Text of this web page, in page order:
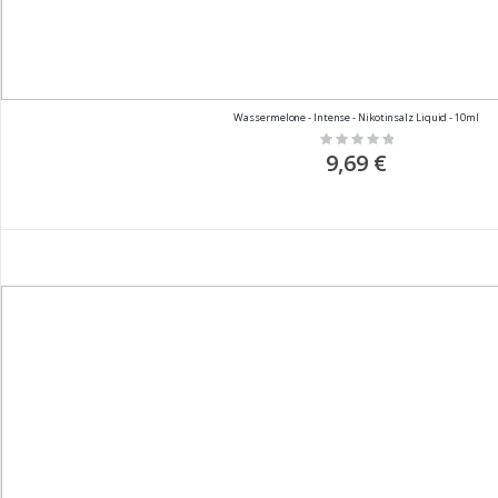
Wassermelone - Intense - Nikotinsalz Liquid - 10ml
Rating:
0%
9,69 €